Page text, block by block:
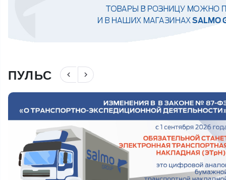
ПУЛЬС navigate_before navigate_next